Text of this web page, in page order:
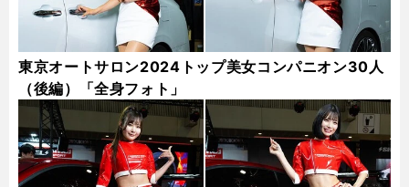
東京オートサロン2024トップ美女コンパニオン30人
（後編）「全身フォト」